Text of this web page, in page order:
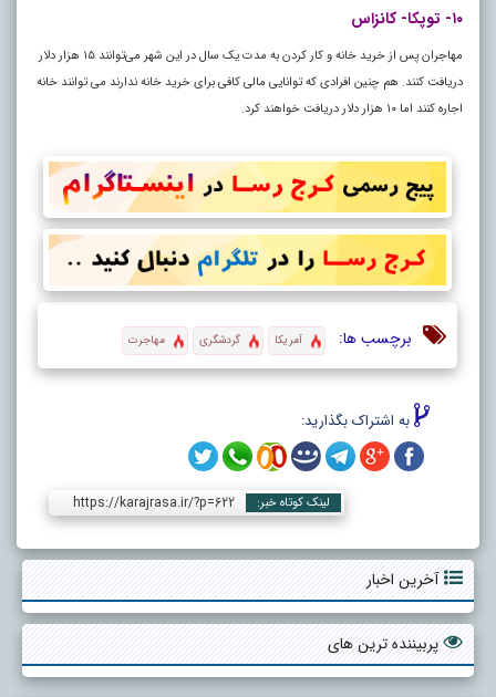
۱۰- توپکا- کانزاس
مهاجران پس از خرید خانه و کار کردن به مدت یک سال در این شهر می‌توانند ۱۵ هزار دلار
دریافت کنند. هم چنین افرادی که توانایی مالی کافی برای خرید خانه ندارند می توانند خانه
اجاره کنند اما ۱۰ هزار دلار دریافت خواهند کرد.
برچسب ها: آمریکا گردشگری مهاجرت
به اشتراک بگذارید:
لینک کوتاه خبر: https://karajrasa.ir/?p=622
آخرین اخبار
پربیننده ترین های